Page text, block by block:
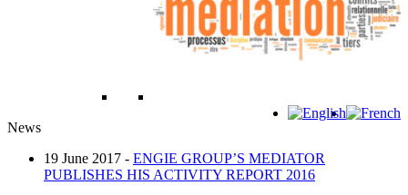
News
19 June 2017 - ENGIE GROUP’S MEDIATOR
PUBLISHES HIS ACTIVITY REPORT 2016